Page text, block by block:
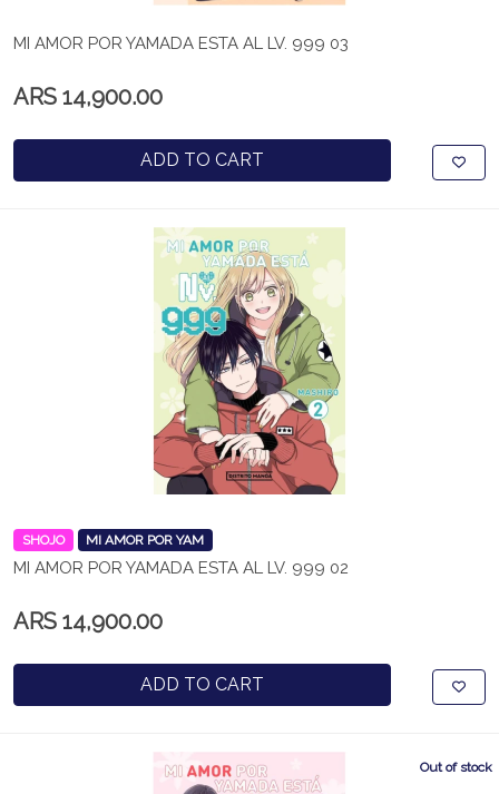
MI AMOR POR YAMADA ESTA AL LV. 999 03
ARS 14,900.00
ADD TO CART
SHOJO MI AMOR POR YAM
MI AMOR POR YAMADA ESTA AL LV. 999 02
ARS 14,900.00
ADD TO CART
Out of stock